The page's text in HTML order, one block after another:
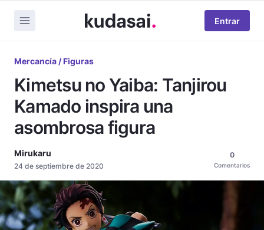
Entrar
Mercancía / Figuras
Kimetsu no Yaiba: Tanjirou
Kamado inspira una
asombrosa figura
Mirukaru
24 de septiembre de 2020
0
Comentarios